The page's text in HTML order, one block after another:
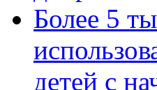
Более 5
детей с